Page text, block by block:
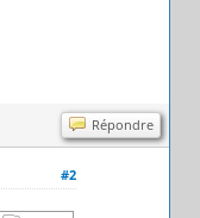
Répondre
#2